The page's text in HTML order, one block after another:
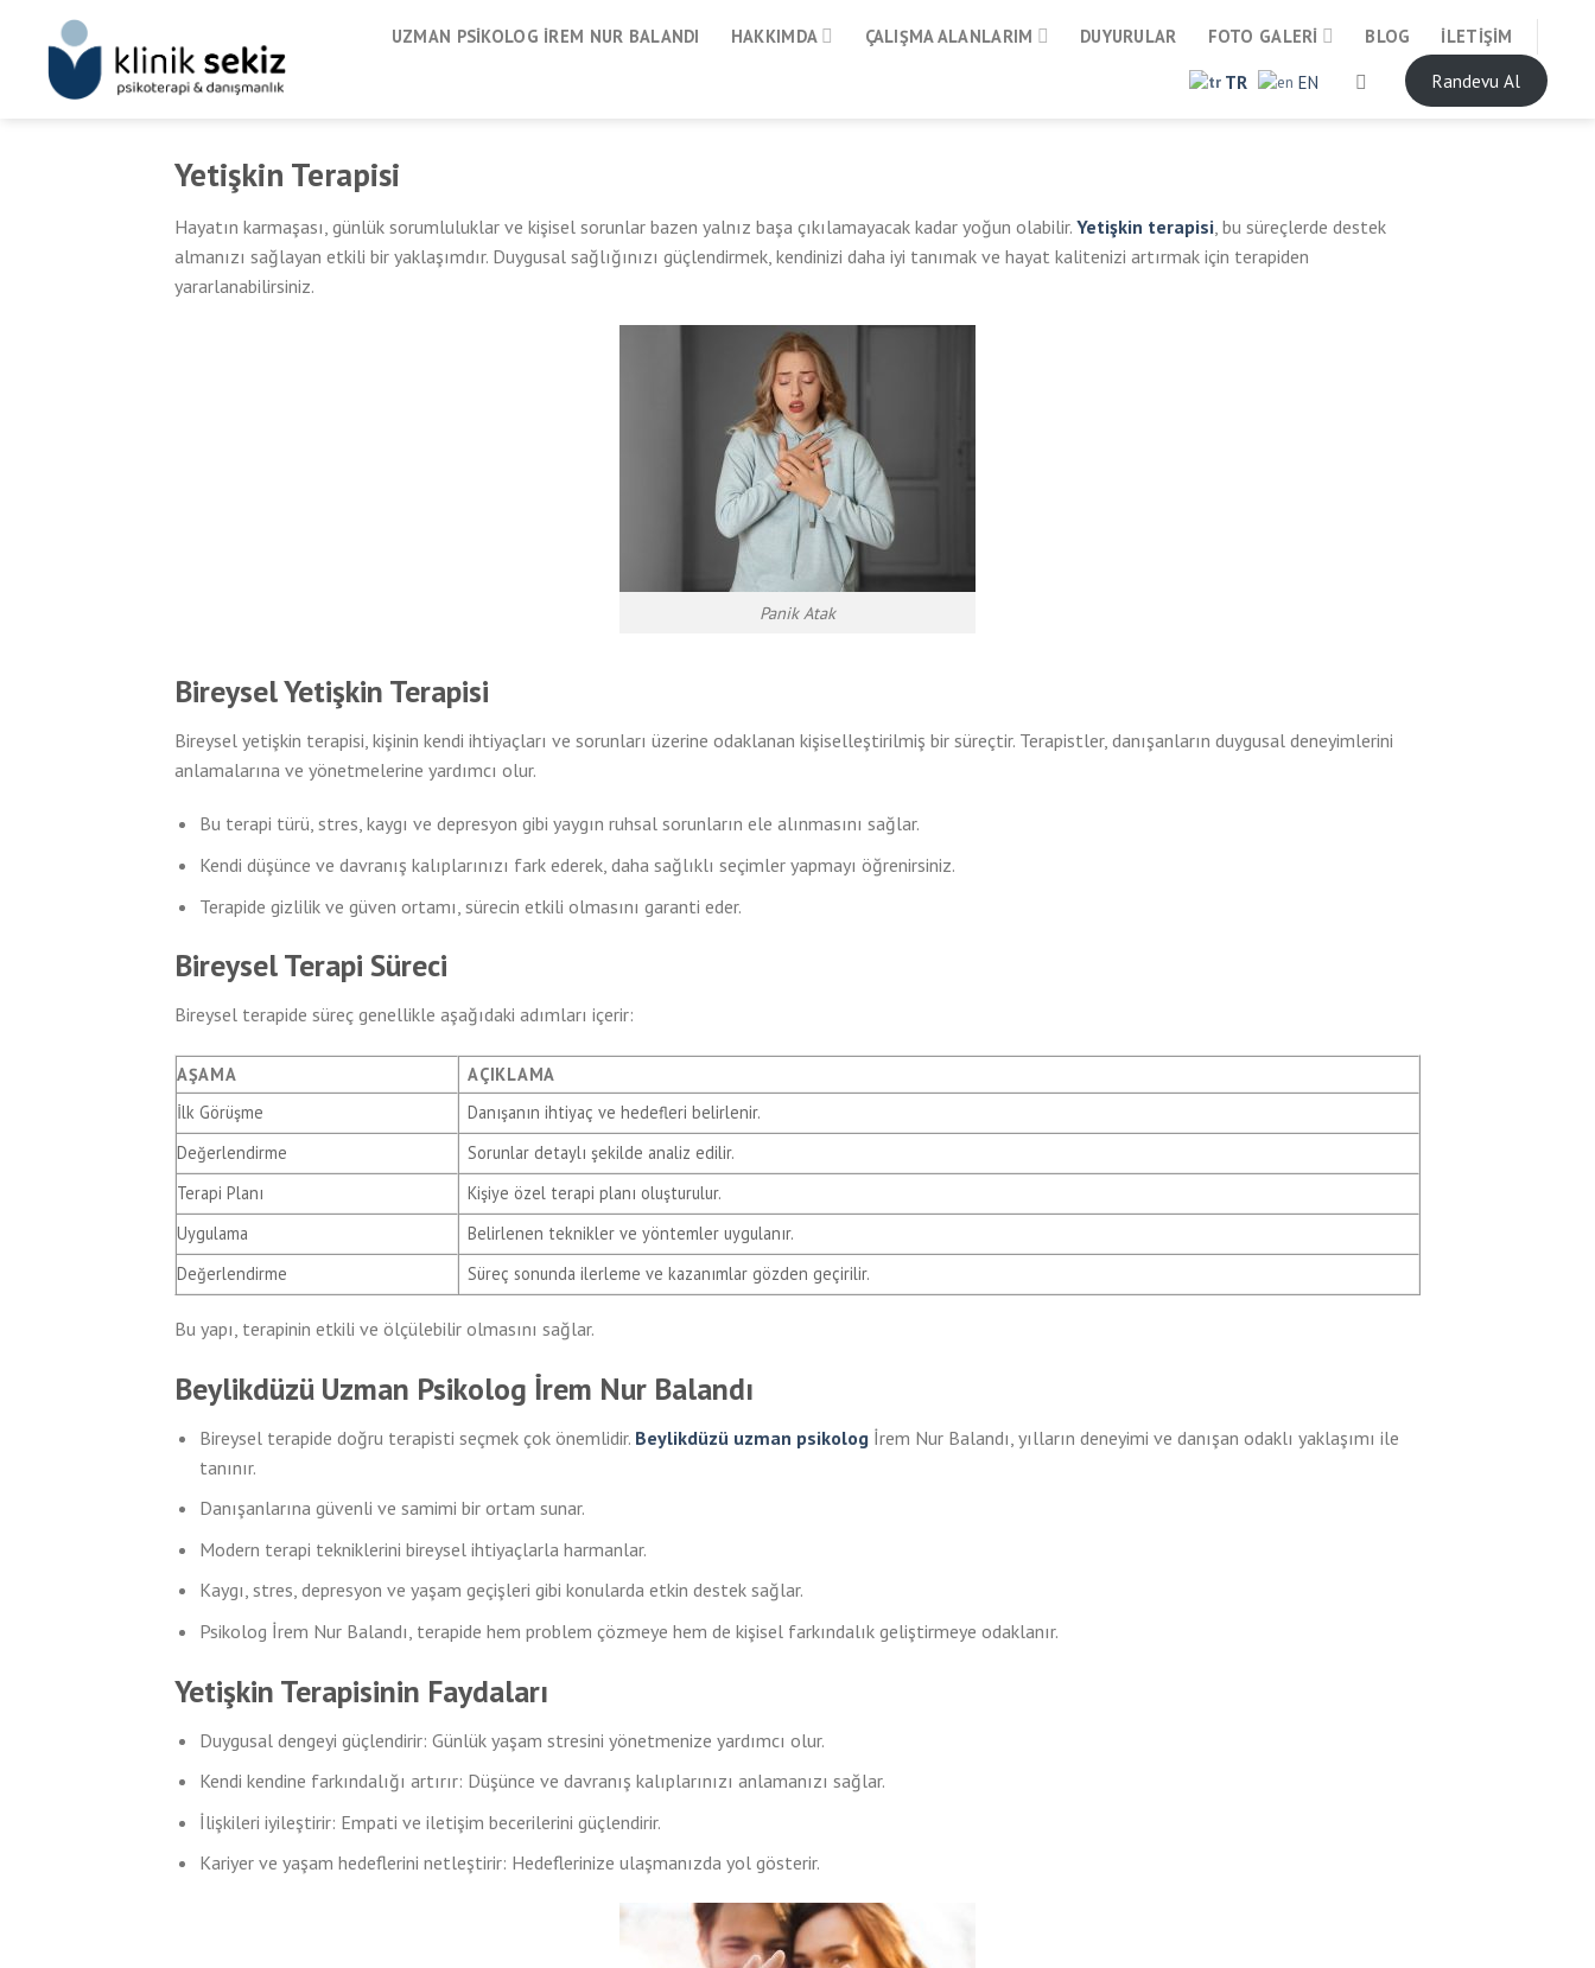
content
UZMAN PSIKOLOG İREM NUR BALANDI HAKKIMDA ÇALIŞMA ALANLARIM DUYURULAR FOTO GALERI BLOG İLETIŞIM
TR EN Randevu Al
Yetişkin Terapisi
Hayatın karmaşası, günlük sorumluluklar ve kişisel sorunlar bazen yalnız başa çıkılamayacak kadar yoğun olabilir. Yetişkin terapisi , bu süreçlerde destek
almanızı sağlayan etkili bir yaklaşımdır. Duygusal sağlığınızı güçlendirmek, kendinizi daha iyi tanımak ve hayat kalitenizi artırmak için terapiden
yararlanabilirsiniz.
Panik Atak
Bireysel Yetişkin Terapisi
Bireysel yetişkin terapisi, kişinin kendi ihtiyaçları ve sorunları üzerine odaklanan kişiselleştirilmiş bir süreçtir. Terapistler, danışanların duygusal deneyimlerini
anlamalarına ve yönetmelerine yardımcı olur.
Bu terapi türü, stres, kaygı ve depresyon gibi yaygın ruhsal sorunların ele alınmasını sağlar.
Kendi düşünce ve davranış kalıplarınızı fark ederek, daha sağlıklı seçimler yapmayı öğrenirsiniz.
Terapide gizlilik ve güven ortamı, sürecin etkili olmasını garanti eder.
Bireysel Terapi Süreci
Bireysel terapide süreç genellikle aşağıdaki adımları içerir:
AŞAMA
AÇIKLAMA
İlk Görüşme
Danışanın ihtiyaç ve hedefleri belirlenir.
Değerlendirme
Sorunlar detaylı şekilde analiz edilir.
Terapi Planı
Kişiye özel terapi planı oluşturulur.
Uygulama
Belirlenen teknikler ve yöntemler uygulanır.
Değerlendirme
Süreç sonunda ilerleme ve kazanımlar gözden geçirilir.
Bu yapı, terapinin etkili ve ölçülebilir olmasını sağlar.
Beylikdüzü Uzman Psikolog İrem Nur Balandı
Bireysel terapide doğru terapisti seçmek çok önemlidir. Beylikdüzü uzman psikologİrem Nur Balandı, yılların deneyimi ve danışan odaklı yaklaşımı ile
tanınır.
Danışanlarına güvenli ve samimi bir ortam sunar.
Modern terapi tekniklerini bireysel ihtiyaçlarla harmanlar.
Kaygı, stres, depresyon ve yaşam geçişleri gibi konularda etkin destek sağlar.
Psikolog İrem Nur Balandı, terapide hem problem çözmeye hem de kişisel farkındalık geliştirmeye odaklanır.
Yetişkin Terapisinin Faydaları
Duygusal dengeyi güçlendirir: Günlük yaşam stresini yönetmenize yardımcı olur.
Kendi kendine farkındalığı artırır: Düşünce ve davranış kalıplarınızı anlamanızı sağlar.
İlişkileri iyileştirir: Empati ve iletişim becerilerini güçlendirir.
Kariyer ve yaşam hedeflerini netleştirir: Hedeflerinize ulaşmanızda yol gösterir.